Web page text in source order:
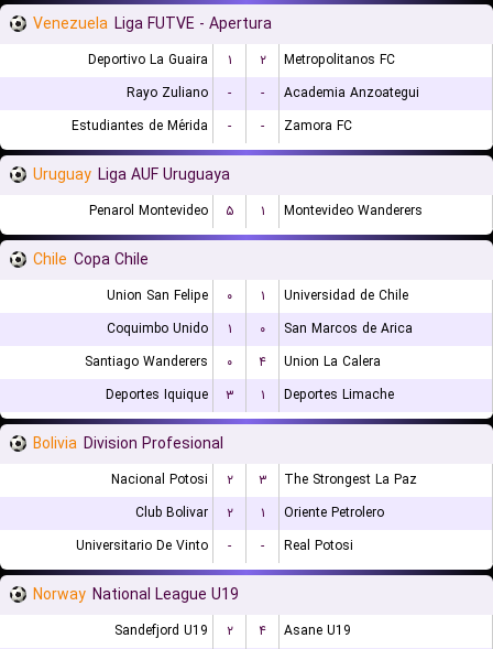
Venezuela Liga FUTVE - Apertura
Deportivo La Guaira ۱ ۲
Metropolitanos FC
Rayo Zuliano
- -
Academia Anzoategui
Estudiantes de Mérida
- - Zamora FC
Uruguay Liga AUF Uruguaya
Penarol Montevideo ۵ ۱ Montevideo Wanderers
Chile Copa Chile
Union San Felipe ۰ ۱
Universidad de Chile
Coquimbo Unido
۱ ۰
San Marcos de Arica
Santiago Wanderers
۰ ۴
Union La Calera
Deportes Iquique
۳ ۱ Deportes Limache
Bolivia Division Profesional
Nacional Potosi ۲ ۳
The Strongest La Paz
Club Bolivar
۲ ۱
Oriente Petrolero
Universitario De Vinto
- - Real Potosi
Norway National League U19
Sandefjord U19 ۲ ۴
Asane U19